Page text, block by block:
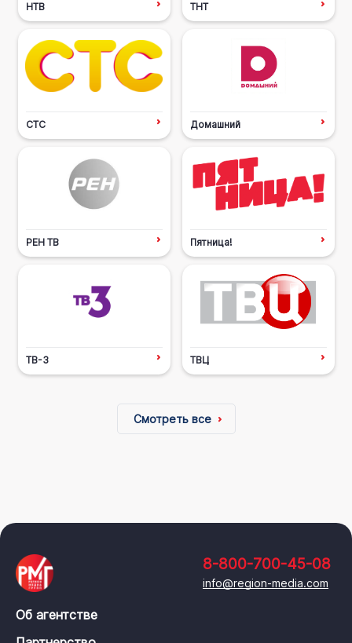
НТВ ТНТ
СТС Домашний
РЕН ТВ Пятница!
ТВ-3 ТВЦ
Смотреть все
8-800-700-45-08
info@region-media.com
Об агентстве